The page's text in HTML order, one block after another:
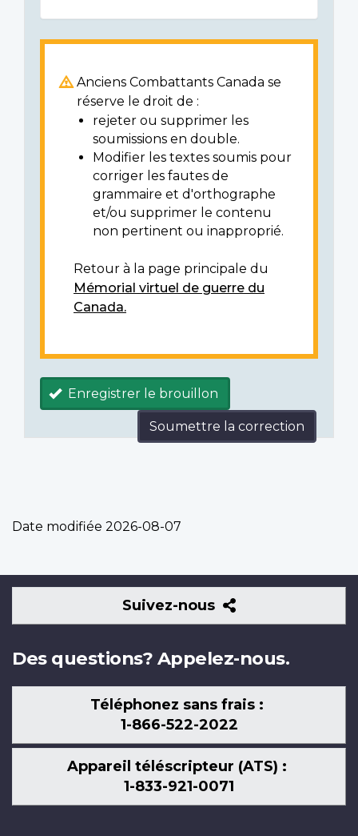
Anciens Combattants Canada se
réserve le droit de :
rejeter ou supprimer les
soumissions en double.
Modifier les textes soumis pour
corriger les fautes de
grammaire et d'orthographe
et/ou supprimer le contenu
non pertinent ou inapproprié.
Retour à la page principale du
Mémorial virtuel de guerre du
Canada.
Enregistrer le brouillon
Soumettre la correction
Date modifiée 2026-08-07
Suivez-nous
Suivez-
nous
Des questions? Appelez-nous.
Téléphonez sans frais :
1-866-522-2022
Appareil téléscripteur (ATS) :
1-833-921-0071